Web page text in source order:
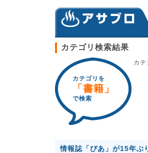
カテゴリ検索結果
カテゴリを
「書籍」
で検索
カテ
情報誌「ぴあ」が15年ぶ